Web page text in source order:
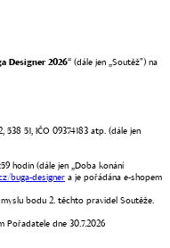
Designer 2026“ (dále jen „Soutěž") na
51, IČO 09374183 atp. (dále jen
hodin (dále jen „Doba konání
buga-designer a je pořádána e-shopem
bodu 2. těchto pravidel Soutěže.
Pořadatele dne 30.7.2026